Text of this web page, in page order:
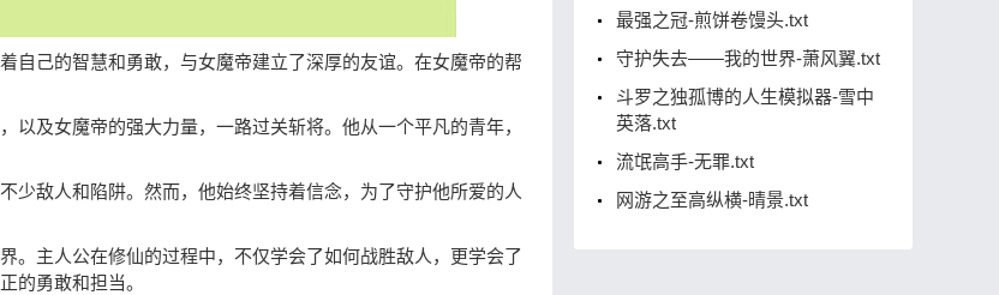
自己的智慧和勇敢，与女魔帝建立了深厚的友谊。在女魔帝的帮
及女魔帝的强大力量，一路过关斩将。他从一个平凡的青年，
少敌人和陷阱。然而，他始终坚持着信念，为了守护他所爱的人
。主人公在修仙的过程中，不仅学会了如何战胜敌人，更学会了
的勇敢和担当。
最强之冠-煎饼卷馒头.txt
守护失去——我的世界-萧风翼.txt
斗罗之独孤博的人生模拟器-雪中
英落.txt
流氓高手-无罪.txt
网游之至高纵横-晴景.txt